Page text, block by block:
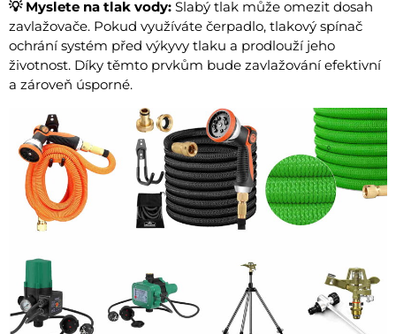
💡 Myslete na tlak vody: Slabý tlak může omezit dosah
zavlažovače. Pokud využíváte čerpadlo, tlakový spínač
ochrání systém před výkyvy tlaku a prodlouží jeho
životnost. Díky těmto prvkům bude zavlažování efektivní
a zároveň úsporné.